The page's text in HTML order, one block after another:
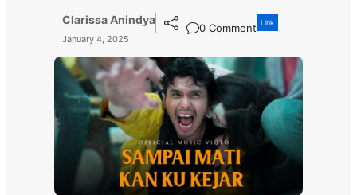
Clarissa Anindya
January 4, 2025
0 Comment Link